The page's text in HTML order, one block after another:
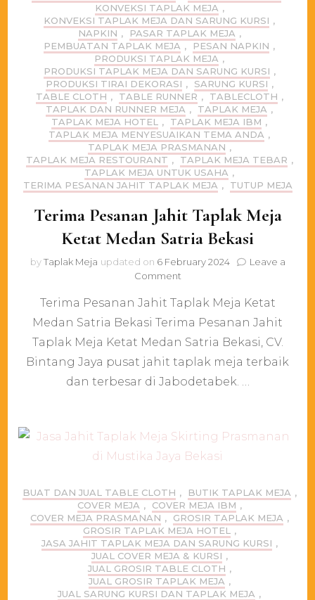
KONVEKSI TAPLAK MEJA ,
KONVEKSI TAPLAK MEJA DAN SARUNG KURSI ,
NAPKIN , PASAR TAPLAK MEJA ,
PEMBUATAN TAPLAK MEJA , PESAN NAPKIN ,
PRODUKSI TAPLAK MEJA ,
PRODUKSI TAPLAK MEJA DAN SARUNG KURSI ,
PRODUKSI TIRAI DEKORASI , SARUNG KURSI ,
TABLE CLOTH , TABLE RUNNER , TABLECLOTH ,
TAPLAK DAN RUNNER MEJA , TAPLAK MEJA ,
TAPLAK MEJA HOTEL
, TAPLAK MEJA IBM ,
TAPLAK MEJA MENYESUAIKAN TEMA ANDA ,
TAPLAK MEJA PRASMANAN ,
TAPLAK MEJA RESTOURANT , TAPLAK MEJA TEBAR ,
TAPLAK MEJA UNTUK USAHA ,
TERIMA PESANAN JAHIT TAPLAK MEJA , TUTUP MEJA
Terima Pesanan Jahit Taplak Meja
Ketat Medan Satria Bekasi
byTaplak Meja updated on 6 February 2024
Leave a
Commenton
Pesanan
Jahit
Meja
Ketat
Satria
Terima Pesanan Jahit Taplak Meja Ketat
Medan Satria Bekasi Terima Pesanan Jahit
Taplak Meja Ketat Medan Satria Bekasi, CV.
Bintang Jaya pusat jahit taplak meja terbaik
dan terbesar di Jabodetabek. …
BUAT DAN JUAL TABLE CLOTH , BUTIK TAPLAK MEJA ,
COVER MEJA , COVER MEJA IBM ,
COVER MEJA PRASMANAN , GROSIR TAPLAK MEJA ,
GROSIR TAPLAK MEJA HOTEL
,
JASA JAHIT TAPLAK MEJA DAN SARUNG KURSI ,
JUAL COVER MEJA & KURSI ,
JUAL GROSIR TABLE CLOTH ,
JUAL GROSIR TAPLAK MEJA ,
JUAL SARUNG KURSI DAN TAPLAK MEJA ,